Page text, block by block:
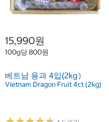
15,990원
100g당 800원
베트남 용과 4입(2kg）
Vietnam Dragon Fruit 4ct (2kg)